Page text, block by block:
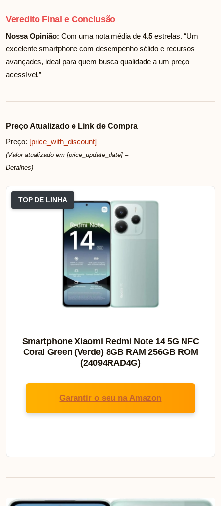
Veredito Final e Conclusão
Nossa Opinião: Com uma nota média de 4.5 estrelas, “Um
excelente smartphone com desempenho sólido e recursos
avançados, ideal para quem busca qualidade a um preço
acessível.”
Preço Atualizado e Link de Compra
Preço: [price_with_discount]
(Valor atualizado em [price_update_date] –
Detalhes)
TOP DE LINHA
Smartphone Xiaomi Redmi Note 14 5G NFC
Coral Green (Verde) 8GB RAM 256GB ROM
(24094RAD4G)
Garantir o seu na Amazon